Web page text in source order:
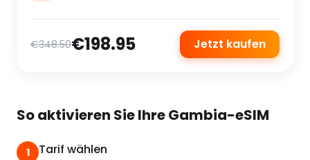
€348.50€198.95 Jetzt kaufen
So aktivieren Sie Ihre Gambia-eSIM
1 Tarif wählen